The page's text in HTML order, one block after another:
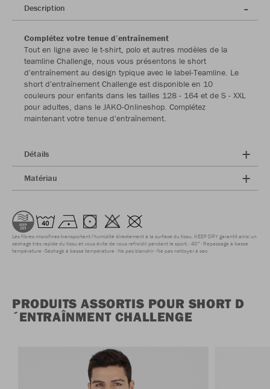
Description
Complétez votre tenue d’entraînement
Tout en ligne avec le t-shirt, polo et autres modèles de la
teamline Challenge, nous vous présentons le short
d'entraînement au design typique avec le label-Teamline. Le
short d'entraînement Challenge est disponible en 10
couleurs pour enfants dans les tailles 128 - 164 et de S - XXL
pour adultes, dans le JAKO-Onlineshop. Complétez
maintenant votre tenue d'entraînement.
Détails
Matériau
Les fibres microfines transportent l'humidité directement à la surface du tissu. KEEP DRY garantit ainsi un
séchage très rapide du tissu et vous évite de vous refroidir pendant le sport. 40° Repassage à basse
température Séchage à basse température Ne pas blanchir Ne pas nettoyer à sec
PRODUITS ASSORTIS POUR SHORT D
´ENTRAÎNMENT CHALLENGE